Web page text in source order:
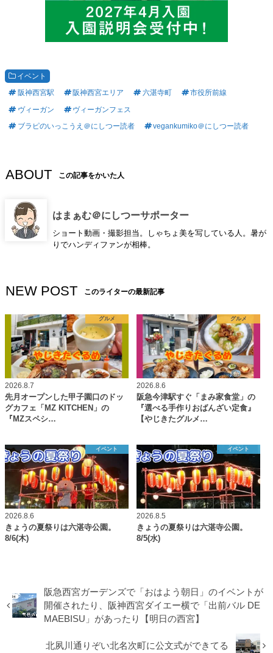
イベント
阪神西宮駅
阪神西宮エリア 六湛寺町
市役所前線
ヴィーガン
ヴィーガンフェス
ブラピのいっこうえ＠にしつー読者
vegankumiko＠にしつー読者
ABOUT この記事をかいた人
はまぁむ＠にしつーサポーター
ショート動画・撮影担当。しゃちょ美を写している人。暑が
りでハンディファンが相棒。
NEW POST このライターの最新記事
グルメ
2026.8.7
先月オープンした甲子園口のドッ
グカフェ「MZ KITCHEN」の
『MZスペシ…
グルメ
2026.8.6
阪急今津駅すぐ「まみ家食堂」の
『選べる手作りおばんざい定食』
【やじきたグルメ…
イベント
2026.8.6
きょうの夏祭りは六湛寺公園。
8/6(木)
イベント
2026.8.5
きょうの夏祭りは六湛寺公園。
8/5(水)
阪急西宮ガーデンズで「おはよう朝日」のイベントが
開催されたり、阪神西宮ダイエー横で「出前バル DE
MAEBISU」があったり【明日の西宮】
北夙川通りぞい北名次町に公文式ができてる